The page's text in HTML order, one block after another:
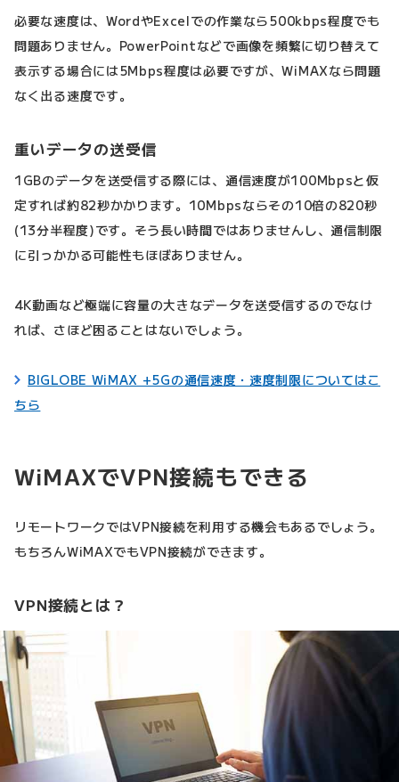
必要な速度は、WordやExcelでの作業なら500kbps程度でも
問題ありません。PowerPointなどで画像を頻繁に切り替えて
表示する場合には5Mbps程度は必要ですが、WiMAXなら問題
なく出る速度です。
重いデータの送受信
1GBのデータを送受信する際には、通信速度が100Mbpsと仮
定すれば約82秒かかります。10Mbpsならその10倍の820秒
(13分半程度)です。そう長い時間ではありませんし、通信制限
に引っかかる可能性もほぼありません。
4K動画など極端に容量の大きなデータを送受信するのでなけ
れば、さほど困ることはないでしょう。
BIGLOBE WiMAX +5Gの通信速度・速度制限についてはこ
ちら
WiMAXでVPN接続もできる
リモートワークではVPN接続を利用する機会もあるでしょう。
もちろんWiMAXでもVPN接続ができます。
VPN接続とは？